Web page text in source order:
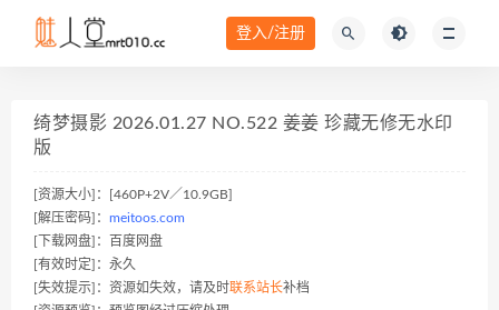
登入/注册
绮梦摄影 2026.01.27 NO.522 姜姜 珍藏无修无水印
版
[资源大小]：[460P+2V／10.9GB]
[解压密码]： meitoos.com
[下载网盘]：百度网盘
[有效时定]：永久
[失效提示]：资源如失效，请及时联系站长补档